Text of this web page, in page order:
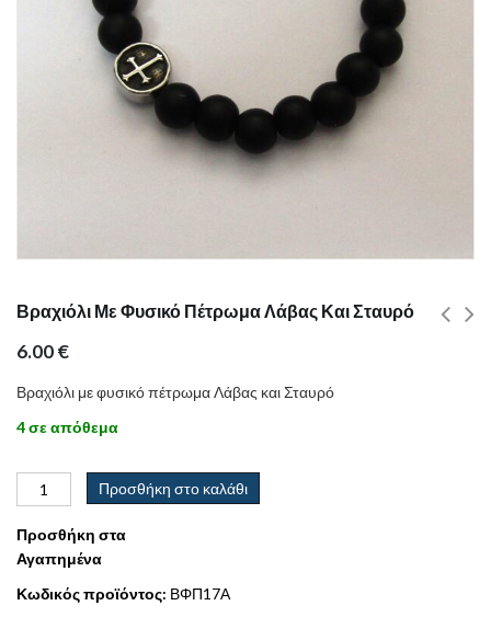
Βραχιόλι Με Φυσικό Πέτρωμα Λάβας Και Σταυρό
6.00€
Βραχιόλι με φυσικό πέτρωμα Λάβας και Σταυρό
4 σε απόθεμα
Προσθήκη στο καλάθι
Προσθήκη στα
Αγαπημένα
Κωδικός προϊόντος: ΒΦΠ17Α